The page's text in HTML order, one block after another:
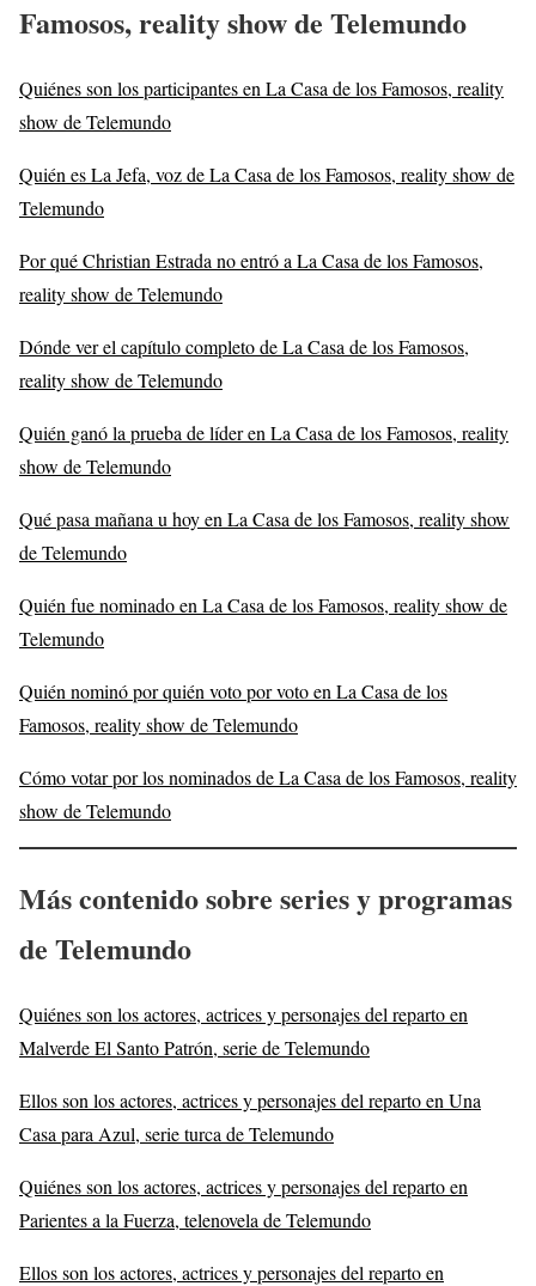
Famosos, reality show de Telemundo
Quiénes son los participantes en La Casa de los Famosos, reality
show de Telemundo
Quién es La Jefa, voz de La Casa de los Famosos, reality show de
Telemundo
Por qué Christian Estrada no entró a La Casa de los Famosos,
reality show de Telemundo
Dónde ver el capítulo completo de La Casa de los Famosos,
reality show de Telemundo
Quién ganó la prueba de líder en La Casa de los Famosos, reality
show de Telemundo
Qué pasa mañana u hoy en La Casa de los Famosos, reality show
de Telemundo
Quién fue nominado en La Casa de los Famosos, reality show de
Telemundo
Quién nominó por quién voto por voto en La Casa de los
Famosos, reality show de Telemundo
Cómo votar por los nominados de La Casa de los Famosos, reality
show de Telemundo
Más contenido sobre series y programas
de Telemundo
Quiénes son los actores, actrices y personajes del reparto en
Malverde El Santo Patrón, serie de Telemundo
Ellos son los actores, actrices y personajes del reparto en Una
Casa para Azul, serie turca de Telemundo
Quiénes son los actores, actrices y personajes del reparto en
Parientes a la Fuerza, telenovela de Telemundo
Ellos son los actores, actrices y personajes del reparto en